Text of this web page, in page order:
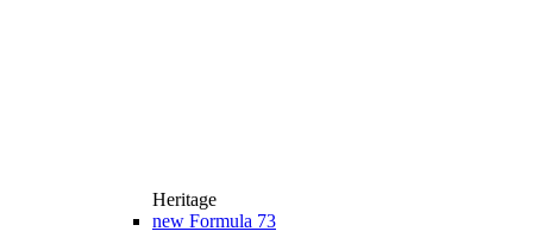
Heritage
new Formula 73